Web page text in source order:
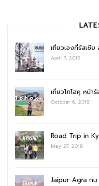
เที่ยวเองที่รัสเซี
April 7, 2019
เที่ยวโทโฮคุ หน้า
October 6, 2018
Road Trip in
May 27, 2018
Jaipur-Agra กิน